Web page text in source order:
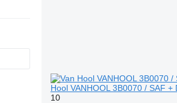
Hool VANHOOL 3B0070 / SAF
10